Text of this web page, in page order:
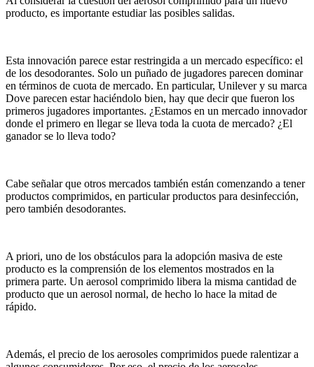
producto, es importante estudiar las posibles salidas.
Esta innovación parece estar restringida a un mercado específico: el
de los desodorantes. Solo un puñado de jugadores parecen dominar
en términos de cuota de mercado. En particular, Unilever y su marca
Dove parecen estar haciéndolo bien, hay que decir que fueron los
primeros jugadores importantes. ¿Estamos en un mercado innovador
donde el primero en llegar se lleva toda la cuota de mercado? ¿El
ganador se lo lleva todo?
Cabe señalar que otros mercados también están comenzando a tener
productos comprimidos, en particular productos para desinfección,
pero también desodorantes.
A priori, uno de los obstáculos para la adopción masiva de este
producto es la comprensión de los elementos mostrados en la
primera parte. Un aerosol comprimido libera la misma cantidad de
producto que un aerosol normal, de hecho lo hace la mitad de
rápido.
Además, el precio de los aerosoles comprimidos puede ralentizar a